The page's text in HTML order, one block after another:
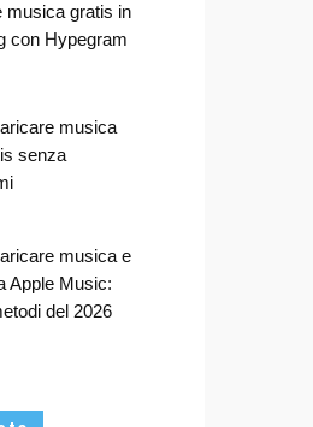
musica gratis in
con Hypegram
musica
senza
musica e
Apple Music:
del 2026